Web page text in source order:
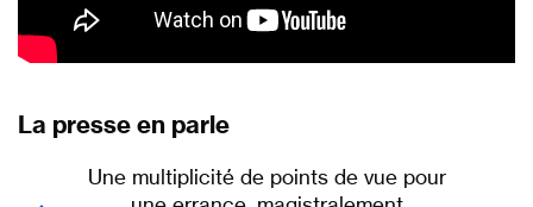
La presse en parle
Une multiplicité de points de vue pour